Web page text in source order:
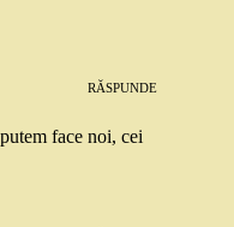
RĂSPUNDE
face noi, cei